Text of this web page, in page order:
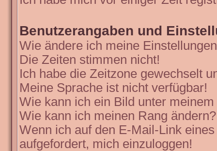
Benutzerangaben und
Wie ändere ich meine
Die Zeiten stimmen nicht!
Ich habe die Zeitzone gewechselt
Meine Sprache ist nicht verfügbar!
Wie kann ich ein Bild unter
Wie kann ich meinen Rang ändern?
Wenn ich auf den E-Mail-Link
aufgefordert, mich einzuloggen!